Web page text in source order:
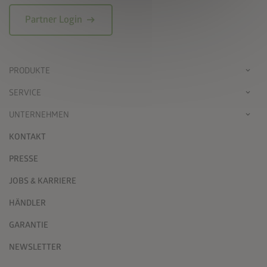
Partner Login arrow_right_alt
PRODUKTE
SERVICE
UNTERNEHMEN
KONTAKT
PRESSE
JOBS & KARRIERE
HÄNDLER
GARANTIE
NEWSLETTER